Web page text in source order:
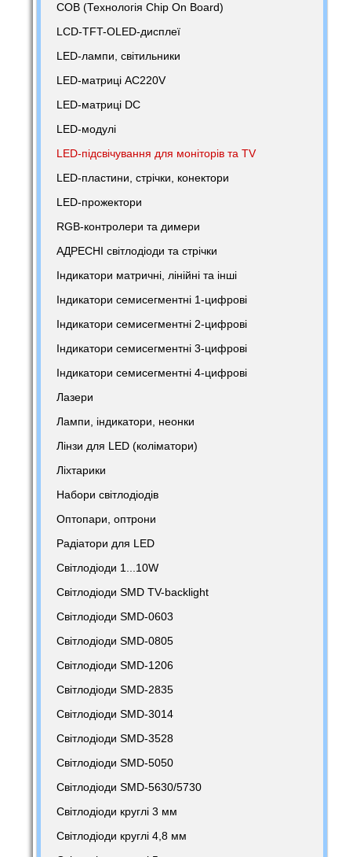
COB (Технологія Chip On Board)
LCD-TFT-OLED-дисплеї
LED-лампи, світильники
LED-матриці AC220V
LED-матриці DC
LED-модулі
LED-підсвічування для моніторів та TV
LED-пластини, стрічки, конектори
LED-прожектори
RGB-контролери та димери
АДРЕСНІ світлодіоди та стрічки
Індикатори матричні, лінійні та інші
Індикатори семисегментні 1-цифрові
Індикатори семисегментні 2-цифрові
Індикатори семисегментні 3-цифрові
Індикатори семисегментні 4-цифрові
Лазери
Лампи, індикатори, неонки
Лінзи для LED (коліматори)
Ліхтарики
Набори світлодіодів
Оптопари, оптрони
Радіатори для LED
Світлодіоди 1...10W
Світлодіоди SMD TV-backlight
Світлодіоди SMD-0603
Світлодіоди SMD-0805
Світлодіоди SMD-1206
Світлодіоди SMD-2835
Світлодіоди SMD-3014
Світлодіоди SMD-3528
Світлодіоди SMD-5050
Світлодіоди SMD-5630/5730
Світлодіоди круглі 3 мм
Світлодіоди круглі 4,8 мм